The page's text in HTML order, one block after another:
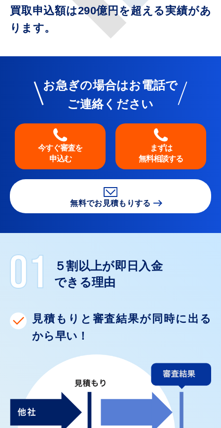
買取申込額は290億円を超える実績があ
ります。
お急ぎの場合はお電話で
ご連絡ください
今すぐ審査を
申込む
まずは
無料相談する
無料でお見積もりする
５割以上が即日入金
できる理由
見積もりと審査結果が同時に出る
から早い！